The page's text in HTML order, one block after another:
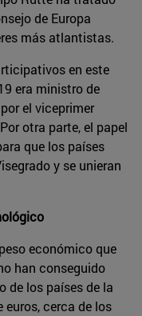
de Europa
más atlantistas.
en este
era ministro de
el viceprimer
otra parte, el papel
que los países
y se unieran
económico que
han conseguido
de los países de la
euros, cerca de los